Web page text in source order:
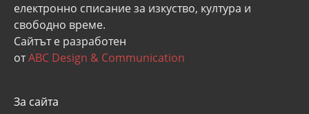
eлектронно списание за изкуство, култура и
свободно време.
Сайтът е разработен
отABC Design & Communication
За сайта